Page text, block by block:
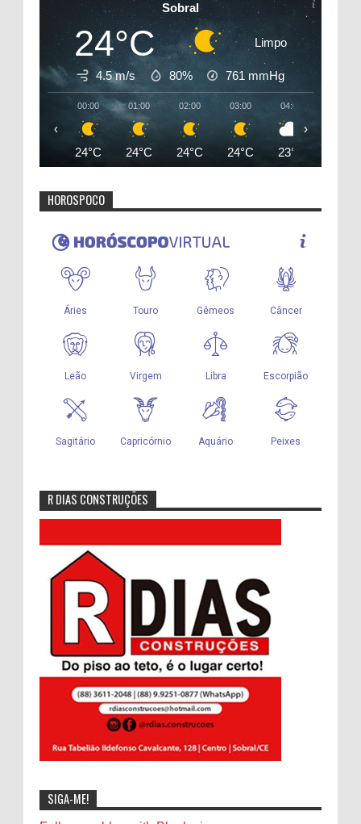
Sobral
24°C Limpo
4.5 m/s 80% 761mmHg
00:00
24°C
01:00
24°C
02:00
24°C
03:00
24°C
04:00
23°C
‹ ›
HOROSPOCO
R DIAS CONSTRUÇÕES
SIGA-ME!